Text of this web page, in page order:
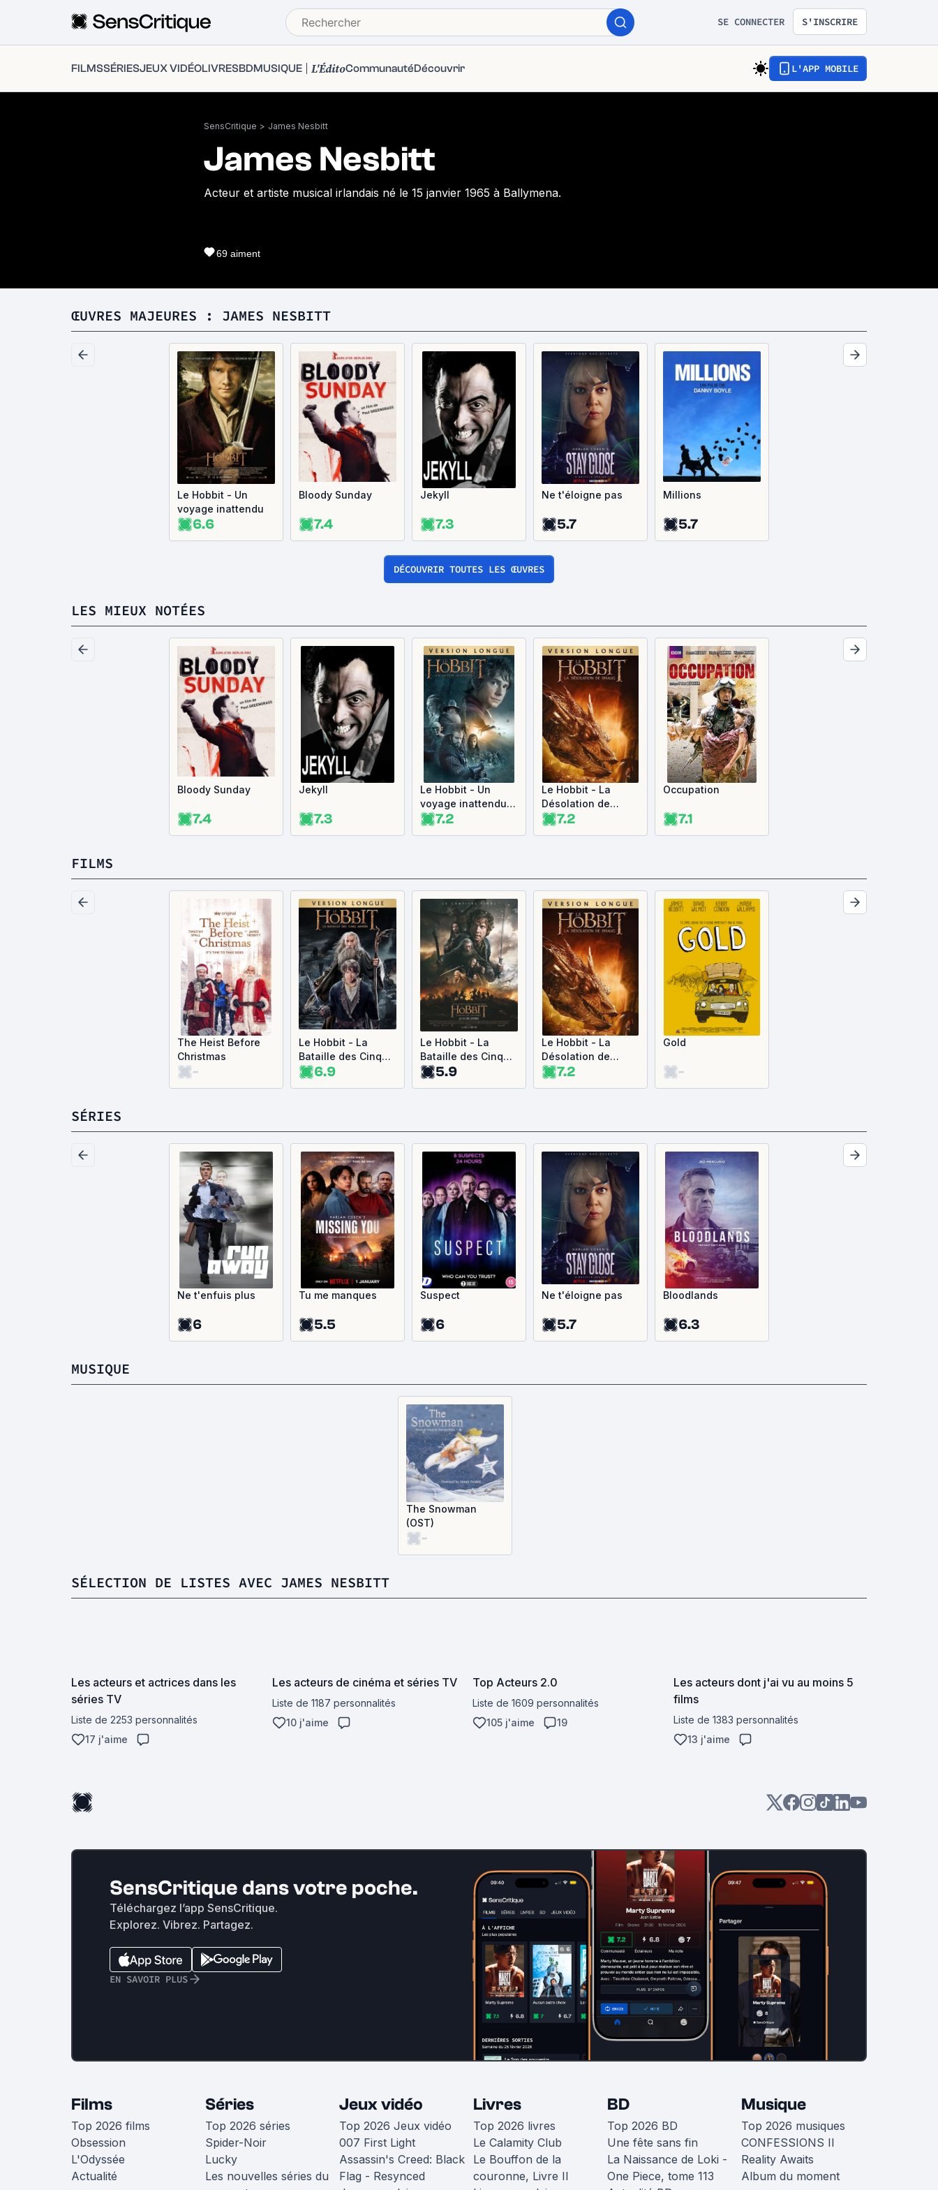
SE CONNECTER S'INSCRIRE
FILMSSÉRIESJEUX VIDÉOLIVRESBDMUSIQUE L'ÉditoCommunautéDécouvrir L'APP MOBILE
SensCritique > James Nesbitt
James Nesbitt
Acteur et artiste musical irlandais né le 15 janvier 1965 à Ballymena.
69 aiment
ŒUVRES MAJEURES : JAMES NESBITT
Le Hobbit - Un
voyage inattendu
6.6
Bloody Sunday
7.4
Jekyll
7.3
Ne t'éloigne pas
5.7
Millions
5.7
DÉCOUVRIR TOUTES LES ŒUVRES
LES MIEUX NOTÉES
Bloody Sunday
7.4
Jekyll
7.3
Le Hobbit - Un
voyage inattendu :
Version longue
7.2
Le Hobbit - La
Désolation de
Smaug : Version
7.2
Occupation
7.1
FILMS
The Heist Before
Christmas
-
Le Hobbit - La
Bataille des Cinq
Armées : Version
6.9
Le Hobbit - La
Bataille des Cinq
Armées
5.9
Le Hobbit - La
Désolation de
Smaug : Version
7.2
Gold
-
SÉRIES
Ne t'enfuis plus
6
Tu me manques
5.5
Suspect
6
Ne t'éloigne pas
5.7
Bloodlands
6.3
MUSIQUE
The Snowman
(OST)
-
SÉLECTION DE LISTES AVEC JAMES NESBITT
Les acteurs et actrices dans les
séries TV
Liste de 2253 personnalités
17 j'aime
Les acteurs de cinéma et séries TV
Liste de 1187 personnalités
10 j'aime
Top Acteurs 2.0
Liste de 1609 personnalités
105 j'aime
19
Les acteurs dont j'ai vu au moins 5
films
Liste de 1383 personnalités
13 j'aime
SensCritique dans votre poche.
Téléchargez l’app SensCritique.
Explorez. Vibrez. Partagez.
EN SAVOIR PLUS
Films
Top 2026 films
Obsession
L'Odyssée
Actualité
Séries
Top 2026 séries
Spider-Noir
Lucky
Les nouvelles séries du
Jeux vidéo
Top 2026 Jeux vidéo
007 First Light
Assassin's Creed: Black
Flag - Resynced
Livres
Top 2026 livres
Le Calamity Club
Le Bouffon de la
couronne, Livre II
BD
Top 2026 BD
Une fête sans fin
La Naissance de Loki -
One Piece, tome 113
Musique
Top 2026 musiques
CONFESSIONS II
Reality Awaits
Album du moment